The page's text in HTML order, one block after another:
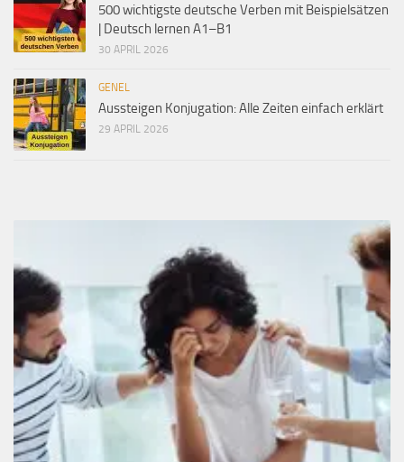
500 wichtigste deutsche Verben mit Beispielsätzen
| Deutsch lernen A1–B1
30 APRIL 2026
GENEL
Aussteigen Konjugation: Alle Zeiten einfach erklärt
29 APRIL 2026